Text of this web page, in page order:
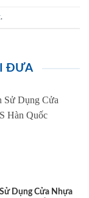
.
ĐƯA
Dụng Cửa Nhựa